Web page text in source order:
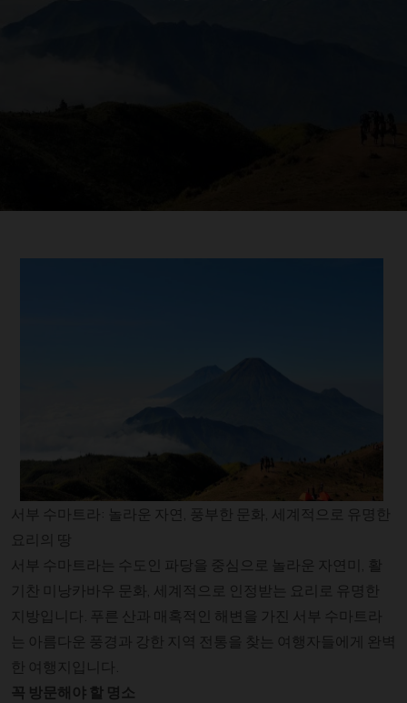
서부 수마트라: 놀라운 자연, 풍부한 문화, 세계적으로 유명한
요리의 땅
서부 수마트라는 수도인 파당을 중심으로 놀라운 자연미, 활
기찬 미낭카바우 문화, 세계적으로 인정받는 요리로 유명한
지방입니다. 푸른 산과 매혹적인 해변을 가진 서부 수마트라
는 아름다운 풍경과 강한 지역 전통을 찾는 여행자들에게 완벽
한 여행지입니다.
꼭 방문해야 할 명소